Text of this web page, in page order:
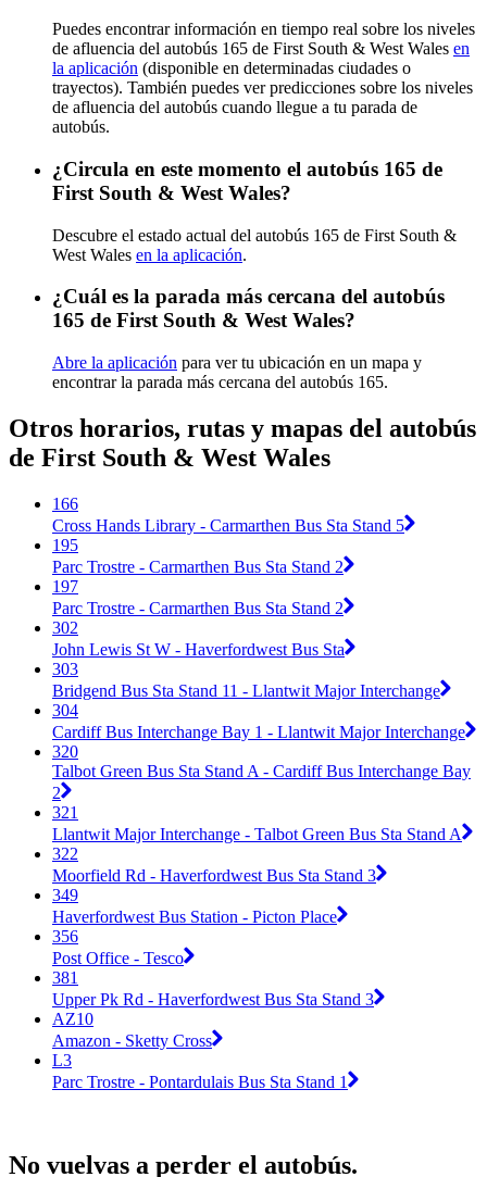
Puedes encontrar información en tiempo real sobre los niveles
de afluencia del autobús 165 de First South & West Wales en
la aplicación (disponible en determinadas ciudades o
trayectos). También puedes ver predicciones sobre los niveles
de afluencia del autobús cuando llegue a tu parada de
autobús.
¿Circula en este momento el autobús 165 de
First South & West Wales?
Descubre el estado actual del autobús 165 de First South &
West Wales en la aplicación.
¿Cuál es la parada más cercana del autobús
165 de First South & West Wales?
Abre la aplicación para ver tu ubicación en un mapa y
encontrar la parada más cercana del autobús 165.
Otros horarios, rutas y mapas del autobús
de First South & West Wales
166
Cross Hands Library - Carmarthen Bus Sta Stand 5
195
Parc Trostre - Carmarthen Bus Sta Stand 2
197
Parc Trostre - Carmarthen Bus Sta Stand 2
302
John Lewis St W - Haverfordwest Bus Sta
303
Bridgend Bus Sta Stand 11 - Llantwit Major Interchange
304
Cardiff Bus Interchange Bay 1 - Llantwit Major Interchange
320
Talbot Green Bus Sta Stand A - Cardiff Bus Interchange Bay
2
321
Llantwit Major Interchange - Talbot Green Bus Sta Stand A
322
Moorfield Rd - Haverfordwest Bus Sta Stand 3
349
Haverfordwest Bus Station - Picton Place
356
Post Office - Tesco
381
Upper Pk Rd - Haverfordwest Bus Sta Stand 3
AZ10
Amazon - Sketty Cross
L3
Parc Trostre - Pontardulais Bus Sta Stand 1
No vuelvas a perder el autobús.